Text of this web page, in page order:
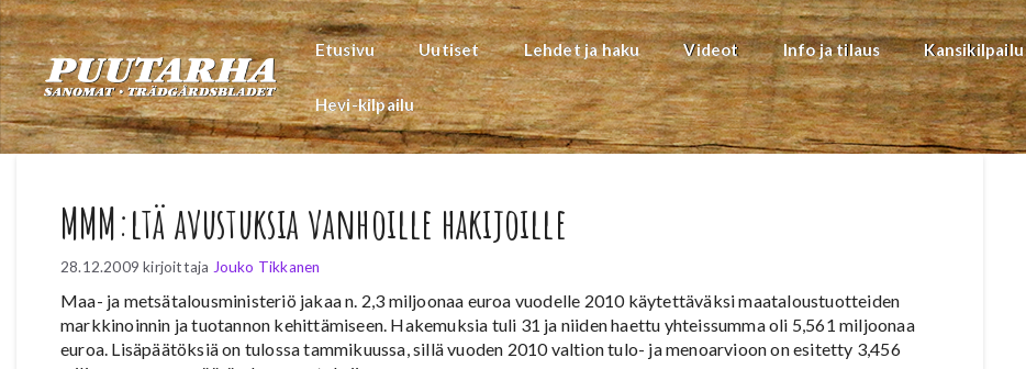
Siirry
sisältöön
Etusivu Uutiset Lehdet ja haku Videot Info ja tilaus Kansikilpailu
Hevi-kilpailu
MMM:ltä avustuksia vanhoille hakijoille
28.12.2009 kirjoittaja Jouko Tikkanen
Maa- ja metsätalousministeriö jakaa n. 2,3 miljoonaa euroa vuodelle 2010 käytettäväksi maataloustuotteiden
markkinoinnin ja tuotannon kehittämiseen. Hakemuksia tuli 31 ja niiden haettu yhteissumma oli 5,561 miljoonaa
euroa. Lisäpäätöksiä on tulossa tammikuussa, sillä vuoden 2010 valtion tulo- ja menoarvioon on esitetty 3,456